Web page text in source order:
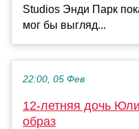
Studios Энди Парк
мог бы выгляд...
22:00, 05 Фев
12-летняя дочь
образ